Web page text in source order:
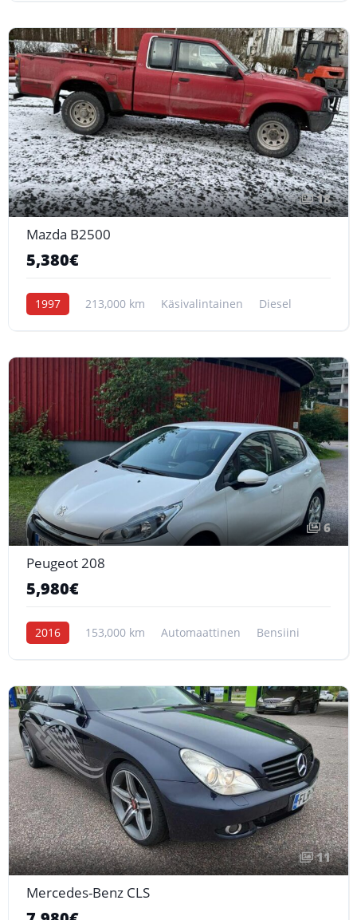
18
Mazda B2500
5,380€
1997 213,000 km Käsivalintainen Diesel
6
Peugeot 208
5,980€
2016 153,000 km Automaattinen Bensiini
11
Mercedes-Benz CLS